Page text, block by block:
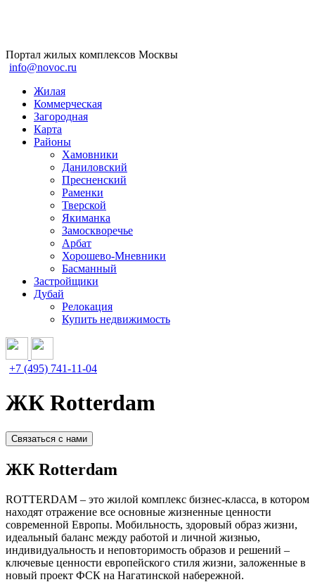
Портал жилых комплексов Москвы
info@novoc.ru
Жилая
Коммерческая
Загородная
Карта
Районы
Хамовники
Даниловский
Пресненский
Раменки
Тверской
Якиманка
Замоскворечье
Арбат
Хорошево-Мневники
Басманный
Застройщики
Дубай
Релокация
Купить недвижимость
+7 (495) 741-11-04
ЖК Rotterdam
Связаться с нами
ЖК Rotterdam
ROTTERDAM – это жилой комплекс бизнес-класса, в котором
находят отражение все основные жизненные ценности
современной Европы. Мобильность, здоровый образ жизни,
идеальный баланс между работой и личной жизнью,
индивидуальность и неповторимость образов и решений –
ключевые ценности европейского стиля жизни, заложенные в
новый проект ФСК на Нагатинской набережной.